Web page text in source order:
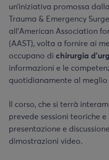
un’iniziativa promossa
Trauma & Emergency
all’American Association
(AAST), volta a fornire ai
occupano di chirurgia
informazioni e le
quotidianamente al meglio
Il corso, che si terrà
prevede sessioni teoriche
presentazione e
dimostrazioni video.